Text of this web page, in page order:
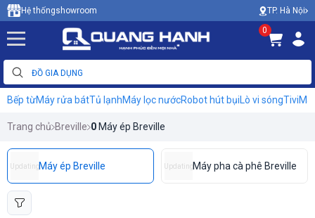
Hệ thốngshowroom TP. Hà Nội
0
Bếp từMáy rửa bátTủ lạnhMáy lọc nướcRobot hút bụiLò vi sóngTivi
Trang chủ Breville 0 Máy ép Breville
UpdatingMáy ép Breville UpdatingMáy pha cà phê Breville